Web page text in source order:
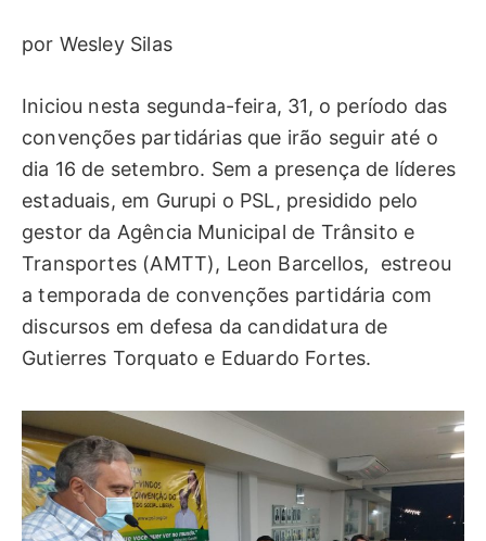
por Wesley Silas
Iniciou nesta segunda-feira, 31, o período das
convenções partidárias que irão seguir até o
dia 16 de setembro. Sem a presença de líderes
estaduais, em Gurupi o PSL, presidido pelo
gestor da Agência Municipal de Trânsito e
Transportes (AMTT), Leon Barcellos, estreou
a temporada de convenções partidária com
discursos em defesa da candidatura de
Gutierres Torquato e Eduardo Fortes.